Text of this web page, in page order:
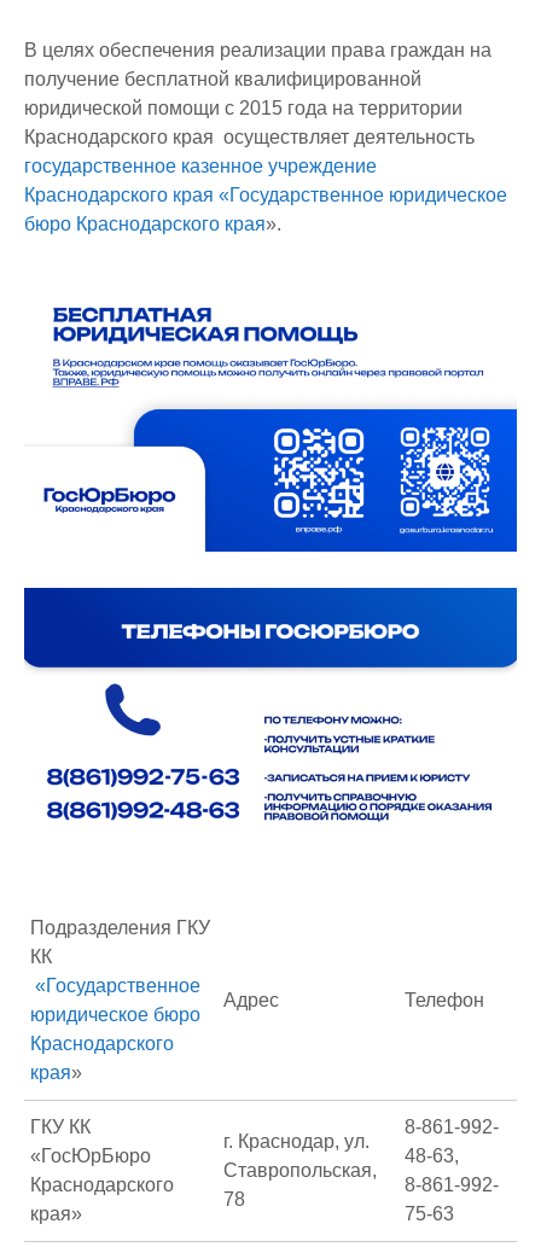
В целях обеспечения реализации права граждан на
получение бесплатной квалифицированной
юридической помощи с 2015 года на территории
Краснодарского края осуществляет деятельность
государственное казенное учреждение
Краснодарского края «Государственное юридическое
бюро Краснодарского края».
Подразделения ГКУ
КК
«Государственное
юридическое бюро
Краснодарского
края»
Адрес Телефон
ГКУ КК
«ГосЮрБюро
Краснодарского
края»
г. Краснодар, ул.
Ставропольская,
78
8-861-992-
48-63,
8-861-992-
75-63